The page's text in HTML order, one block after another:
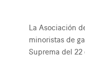
La Asociación
minoristas de
Suprema del 22